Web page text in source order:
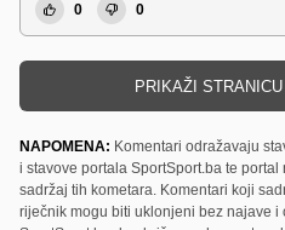
0 0
PRIKAŽI
NAPOMENA: Komentari odražavaju
i stavove portala SportSport.ba te
sadržaj tih kometara. Komentari koji
riječnik mogu biti uklonjeni bez najave